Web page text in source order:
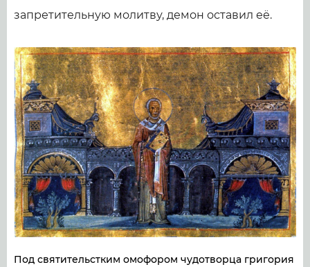
запретительную молитву, демон оставил её.
Под святительстким омофором чудотворца григория